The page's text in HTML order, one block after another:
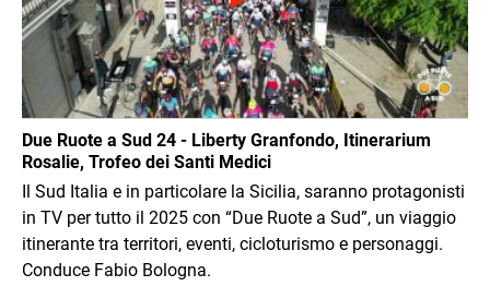
Due Ruote a Sud 24 - Liberty Granfondo, Itinerarium
Rosalie, Trofeo dei Santi Medici
Il Sud Italia e in particolare la Sicilia, saranno protagonisti
in TV per tutto il 2025 con “Due Ruote a Sud”, un viaggio
itinerante tra territori, eventi, cicloturismo e personaggi.
Conduce Fabio Bologna.